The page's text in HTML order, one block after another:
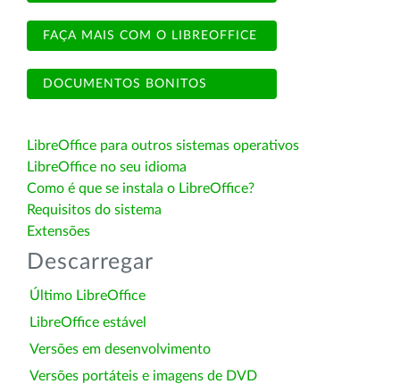
FAÇA MAIS COM O LIBREOFFICE
DOCUMENTOS BONITOS
LibreOffice para outros sistemas operativos
LibreOffice no seu idioma
Como é que se instala o LibreOffice?
Requisitos do sistema
Extensões
Descarregar
Último LibreOffice
LibreOffice estável
Versões em desenvolvimento
Versões portáteis e imagens de DVD